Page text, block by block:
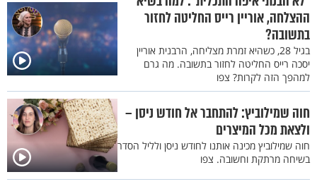
ההצלחה, אוריין רייס החליטה לחזור
בתשובה?
בגיל 28, כשהיא זמרת מצליחה, הרבנית אוריין
יסכה רייס החליטה לחזור בתשובה. מה גרם
למהפך הזה לקרות? צפו
חוה שמילוביץ: להתחבר אל חודש ניסן –
ולצאת מכל המיצרים
חוה שמילוביץ מכינה אותנו לחודש ניסן ולליל הסדר
בשיחה מרתקת וחשובה. צפו